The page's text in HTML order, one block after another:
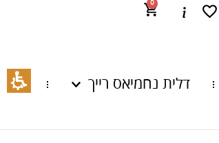
0
דלית נחמיאס רייך